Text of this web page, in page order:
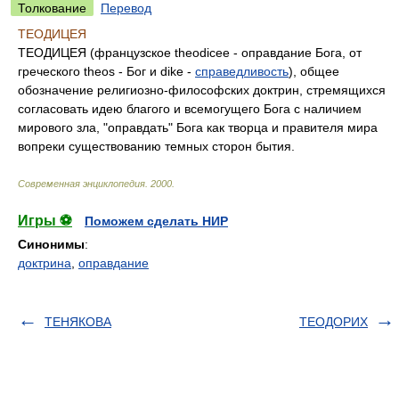
Толкование
Перевод
ТЕОДИЦЕЯ
ТЕОДИЦЕЯ (французское theodicee - оправдание Бога, от
греческого theos - Бог и dike - справедливость), общее
обозначение религиозно-философских доктрин, стремящихся
согласовать идею благого и всемогущего Бога с наличием
мирового зла, "оправдать" Бога как творца и правителя мира
вопреки существованию темных сторон бытия.
Современная энциклопедия 2000
Игры ⚽
Поможем сделать НИР
Синонимы:
доктрина оправдание
ТЕНЯКОВА ТЕОДОРИХ